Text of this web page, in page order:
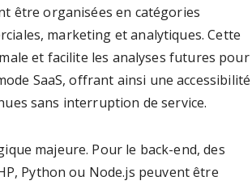
être organisées en catégories
marketing et analytiques. Cette
et facilite les analyses futures pour
SaaS, offrant ainsi une accessibilité
sans interruption de service.
majeure. Pour le back-end, des
Python ou Node.js peuvent être